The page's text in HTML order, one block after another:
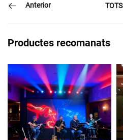
Anterior TOTS
Productes recomanats